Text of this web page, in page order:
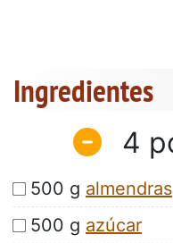
Ingredientes
4
500 g almendras
500 g azúcar